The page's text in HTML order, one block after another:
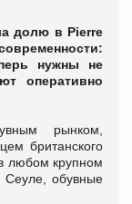
долю в Pierre
нужны не
оперативно
рынком,
британского
любом крупном
обувные